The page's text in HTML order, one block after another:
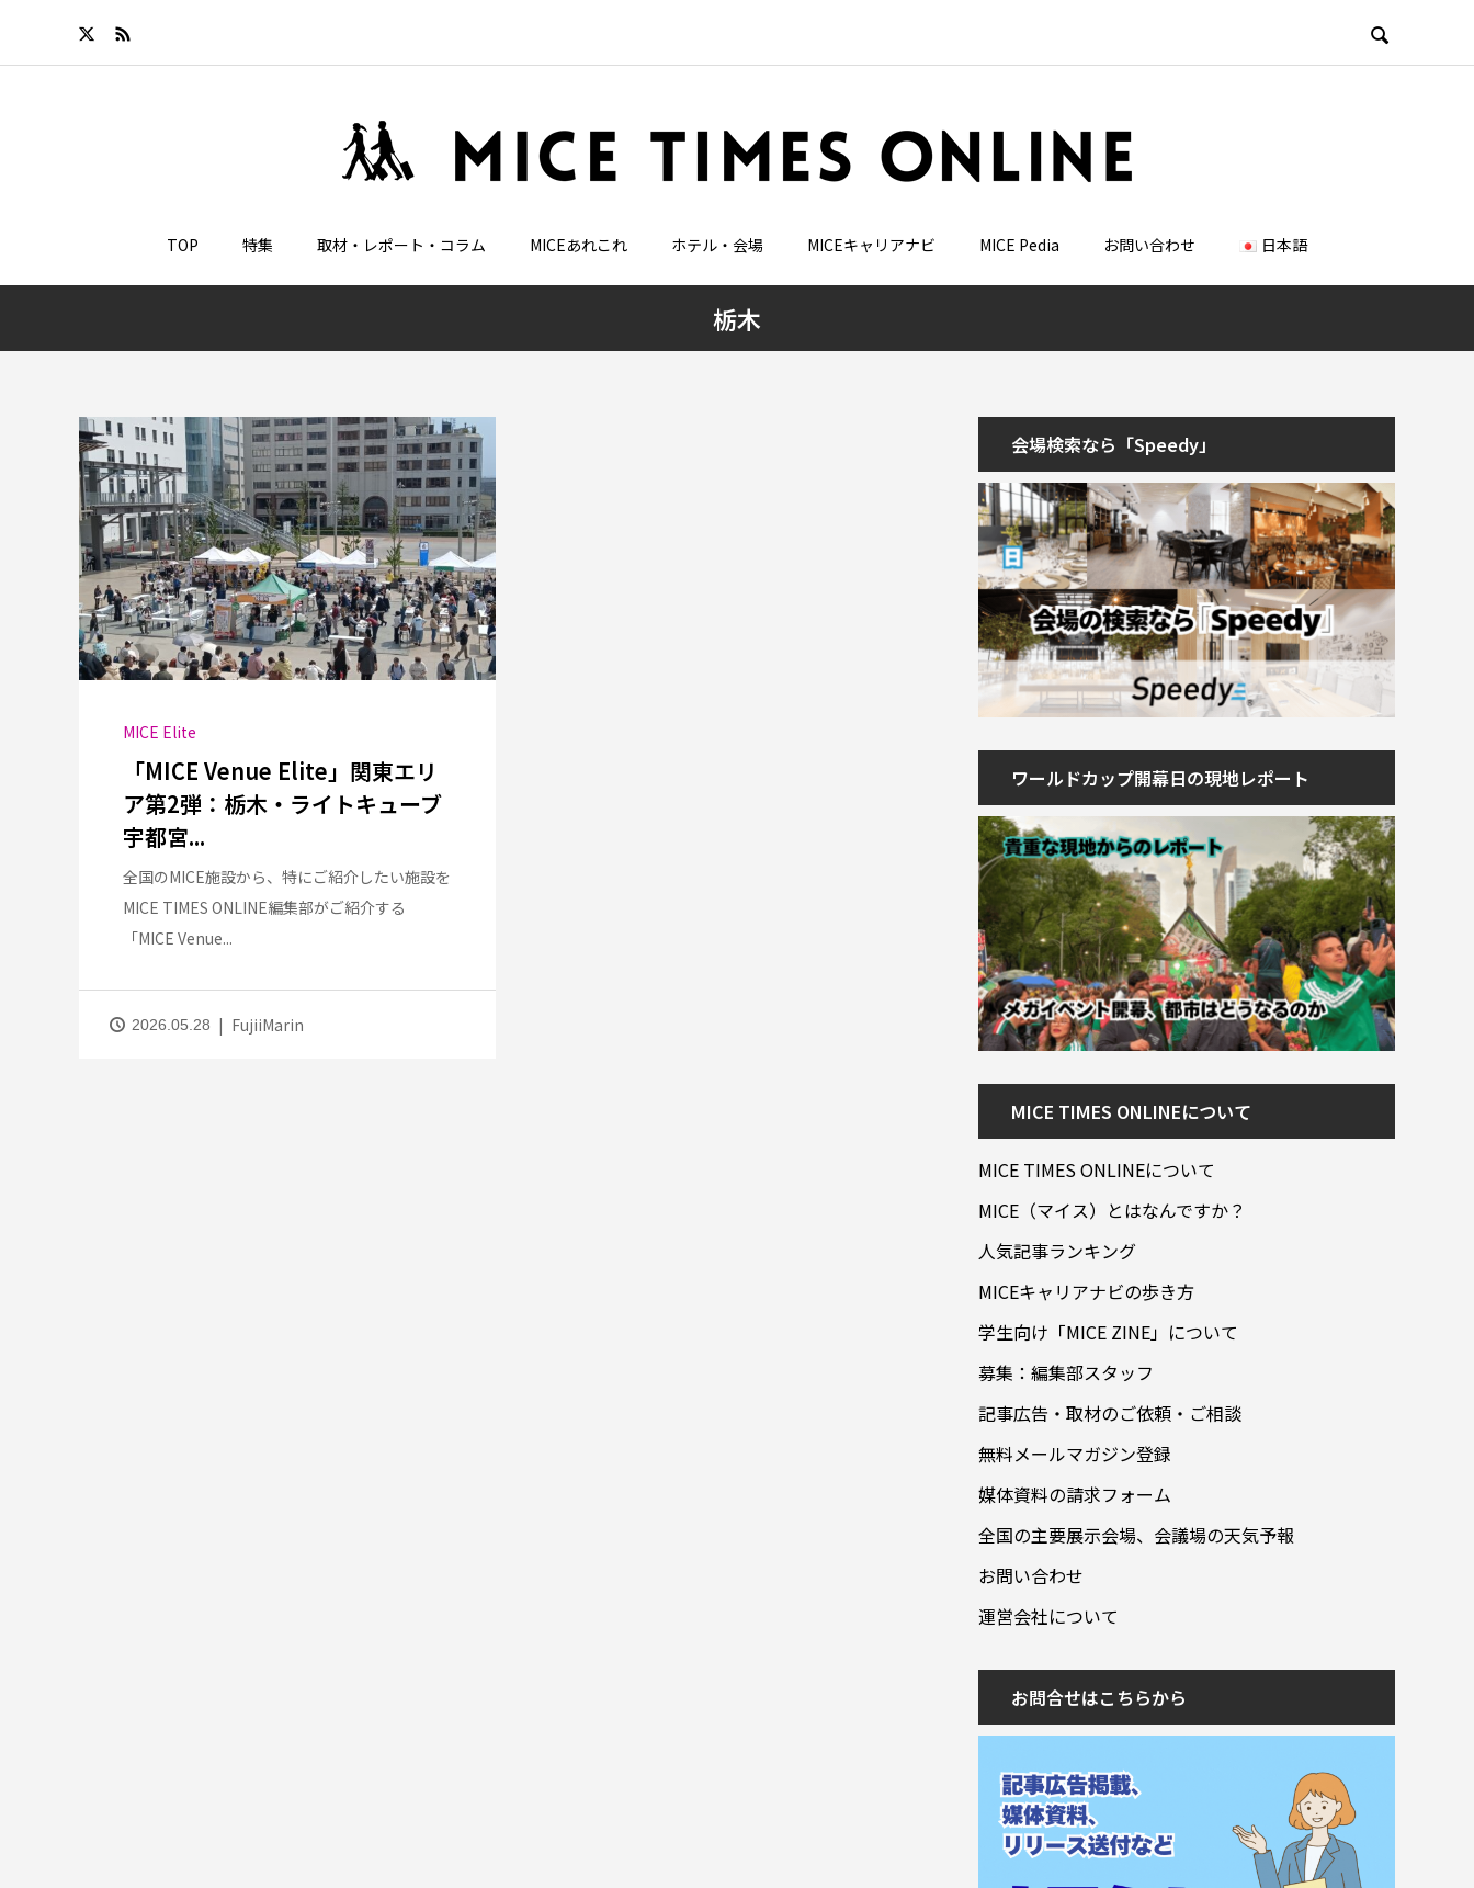

TOP 特集 取材・レポート・コラム MICEあれこれ ホテル・会場 MICEキャリアナビ MICE Pedia お問い合わせ 日本語
栃木
MICE Elite
「MICE Venue Elite」関東エリ
ア第2弾：栃木・ライトキューブ
宇都宮...
全国のMICE施設から、特にご紹介したい施設を
MICE TIMES ONLINE編集部がご紹介する
「MICE Venue...
2026.05.28 FujiiMarin
会場検索なら「Speedy」
ワールドカップ開幕日の現地レポート
MICE TIMES ONLINEについて
MICE TIMES ONLINEについて
MICE（マイス）とはなんですか？
人気記事ランキング
MICEキャリアナビの歩き方
学生向け「MICE ZINE」について
募集：編集部スタッフ
記事広告・取材のご依頼・ご相談
無料メールマガジン登録
媒体資料の請求フォーム
全国の主要展示会場、会議場の天気予報
お問い合わせ
運営会社について
お問合せはこちらから